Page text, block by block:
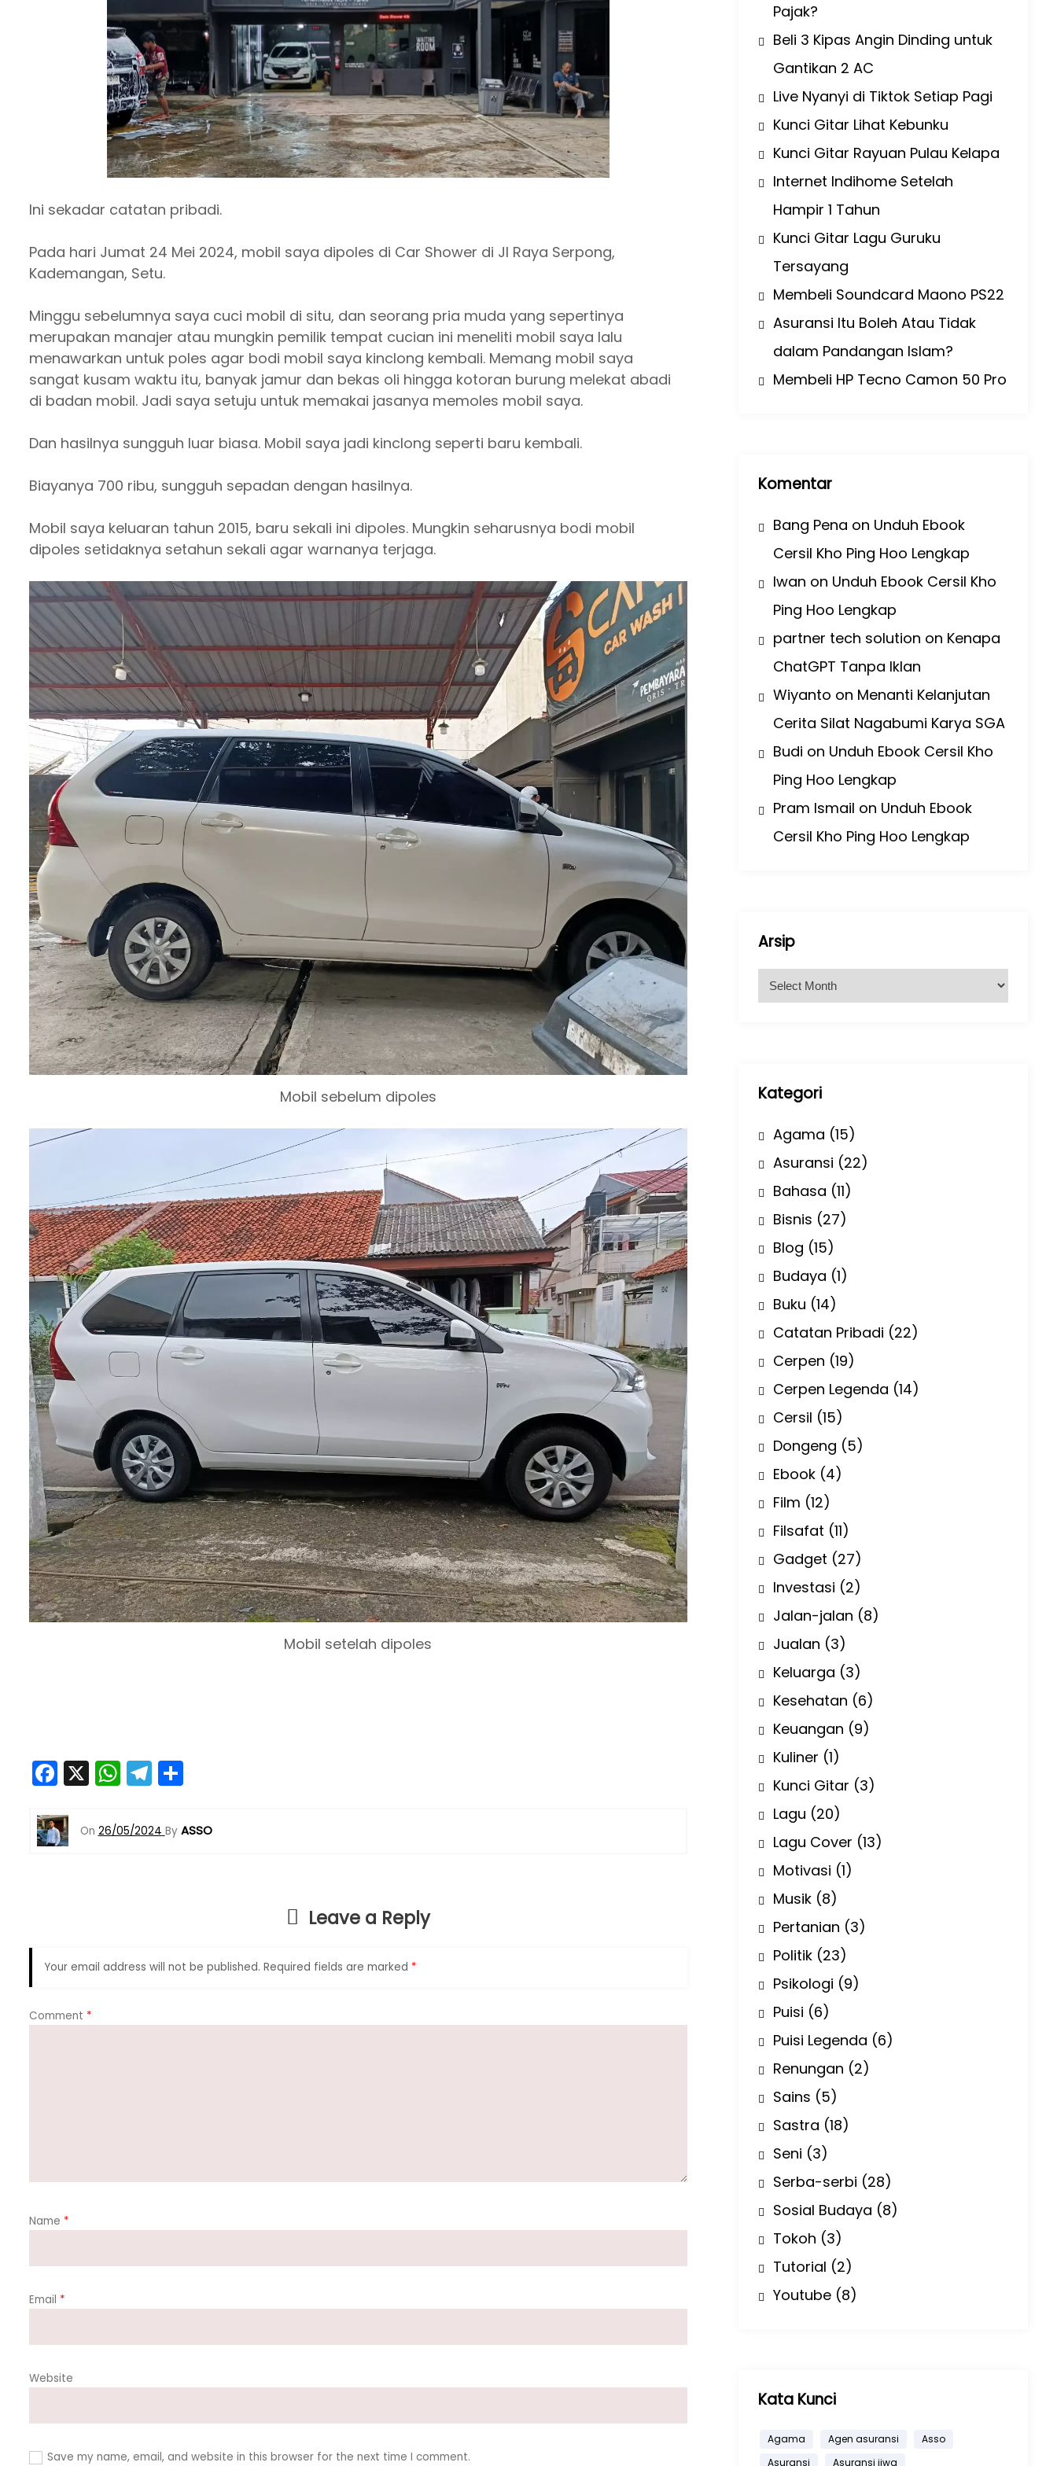
Ini sekadar catatan pribadi.
Pada hari Jumat 24 Mei 2024, mobil saya dipoles di Car Shower di Jl Raya Serpong,
Kademangan, Setu.
Minggu sebelumnya saya cuci mobil di situ, dan seorang pria muda yang sepertinya
merupakan manajer atau mungkin pemilik tempat cucian ini meneliti mobil saya lalu
menawarkan untuk poles agar bodi mobil saya kinclong kembali. Memang mobil saya
sangat kusam waktu itu, banyak jamur dan bekas oli hingga kotoran burung melekat abadi
di badan mobil. Jadi saya setuju untuk memakai jasanya memoles mobil saya.
Dan hasilnya sungguh luar biasa. Mobil saya jadi kinclong seperti baru kembali.
Biayanya 700 ribu, sungguh sepadan dengan hasilnya.
Mobil saya keluaran tahun 2015, baru sekali ini dipoles. Mungkin seharusnya bodi mobil
dipoles setidaknya setahun sekali agar warnanya terjaga.
Mobil sebelum dipoles
Mobil setelah dipoles
F
c
e
X W
a
T
e
gr
ar
On 26/05/2024 By ASSO
Leave a Reply
Your email address will not be published. Required fields are marked *
Comment *
Name *
Email *
Website
Save my name, email, and website in this browser for the next time I comment.
Pajak?
Beli 3 Kipas Angin Dinding untuk
Gantikan 2 AC
Live Nyanyi di Tiktok Setiap Pagi
Kunci Gitar Lihat Kebunku
Kunci Gitar Rayuan Pulau Kelapa
Internet Indihome Setelah
Hampir 1 Tahun
Kunci Gitar Lagu Guruku
Tersayang
Membeli Soundcard Maono PS22
Asuransi Itu Boleh Atau Tidak
dalam Pandangan Islam?
Membeli HP Tecno Camon 50 Pro
Komentar
Bang Pena on Unduh Ebook
Cersil Kho Ping Hoo Lengkap
Iwan on Unduh Ebook Cersil Kho
Ping Hoo Lengkap
partner tech solution on Kenapa
ChatGPT Tanpa Iklan
Wiyanto on Menanti Kelanjutan
Cerita Silat Nagabumi Karya SGA
Budi on Unduh Ebook Cersil Kho
Ping Hoo Lengkap
Pram Ismail on Unduh Ebook
Cersil Kho Ping Hoo Lengkap
Arsip
r
Kategori
Agama (15)
Asuransi (22)
Bahasa (11)
Bisnis (27)
Blog (15)
Budaya (1)
Buku (14)
Catatan Pribadi (22)
Cerpen (19)
Cerpen Legenda (14)
Cersil (15)
Dongeng (5)
Ebook (4)
Film (12)
Filsafat (11)
Gadget (27)
Investasi (2)
Jalan-jalan (8)
Jualan (3)
Keluarga (3)
Kesehatan (6)
Keuangan (9)
Kuliner (1)
Kunci Gitar (3)
Lagu (20)
Lagu Cover (13)
Motivasi (1)
Musik (8)
Pertanian (3)
Politik (23)
Psikologi (9)
Puisi (6)
Puisi Legenda (6)
Renungan (2)
Sains (5)
Sastra (18)
Seni (3)
Serba-serbi (28)
Sosial Budaya (8)
Tokoh (3)
Tutorial (2)
Youtube (8)
Kata Kunci
Agama Agen asuransi
Asso
Asuransi
Asuransi jiwa